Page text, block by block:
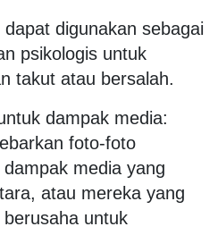
digunakan sebagai
psikologis untuk
takut atau bersalah.
dampak media:
foto-foto
media yang
atau mereka yang
untuk